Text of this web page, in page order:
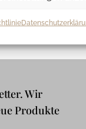
Wir
Produkte